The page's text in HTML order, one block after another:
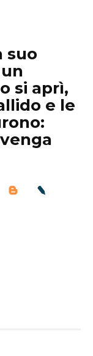
suo
si aprì,
e le